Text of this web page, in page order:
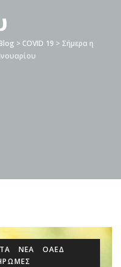
Blog > COVID 19 > Σήμερα η
ΝΕΑ
ΟΑΕΔ